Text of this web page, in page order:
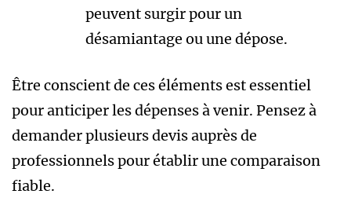
peuvent surgir pour un
désamiantage ou une dépose.
Être conscient de ces éléments est essentiel
pour anticiper les dépenses à venir. Pensez à
demander plusieurs devis auprès de
professionnels pour établir une comparaison
fiable.